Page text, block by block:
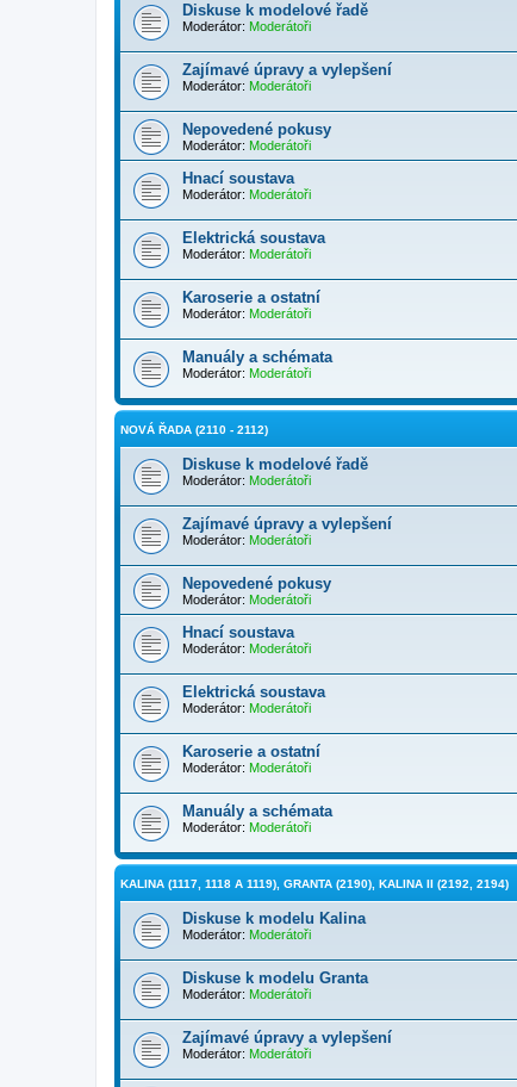
Diskuse k modelové řadě
Moderátor: Moderátoři
Zajímavé úpravy a vylepšení
Moderátor: Moderátoři
Nepovedené pokusy
Moderátor: Moderátoři
Hnací soustava
Moderátor: Moderátoři
Elektrická soustava
Moderátor: Moderátoři
Karoserie a ostatní
Moderátor: Moderátoři
Manuály a schémata
Moderátor: Moderátoři
NOVÁ ŘADA (2110 - 2112)
Diskuse k modelové řadě
Moderátor: Moderátoři
Zajímavé úpravy a vylepšení
Moderátor: Moderátoři
Nepovedené pokusy
Moderátor: Moderátoři
Hnací soustava
Moderátor: Moderátoři
Elektrická soustava
Moderátor: Moderátoři
Karoserie a ostatní
Moderátor: Moderátoři
Manuály a schémata
Moderátor: Moderátoři
KALINA (1117, 1118 A 1119), GRANTA (2190), KALINA II (2192, 2194)
Diskuse k modelu Kalina
Moderátor: Moderátoři
Diskuse k modelu Granta
Moderátor: Moderátoři
Zajímavé úpravy a vylepšení
Moderátor: Moderátoři